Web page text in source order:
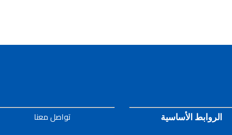
الروابط الأساسية تواصل معنا